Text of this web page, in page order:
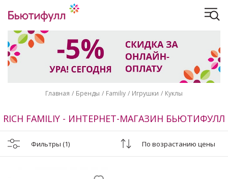
Главная Бренды Familiy Игрушки Куклы
RICH FAMILIY - ИНТЕРНЕТ-МАГАЗИН БЬЮТИФУЛЛ
Фильтры (1) По возрастанию цены